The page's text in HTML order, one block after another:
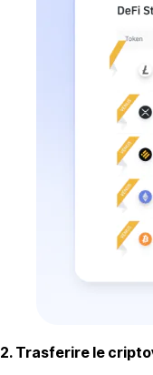
2. Trasferire le